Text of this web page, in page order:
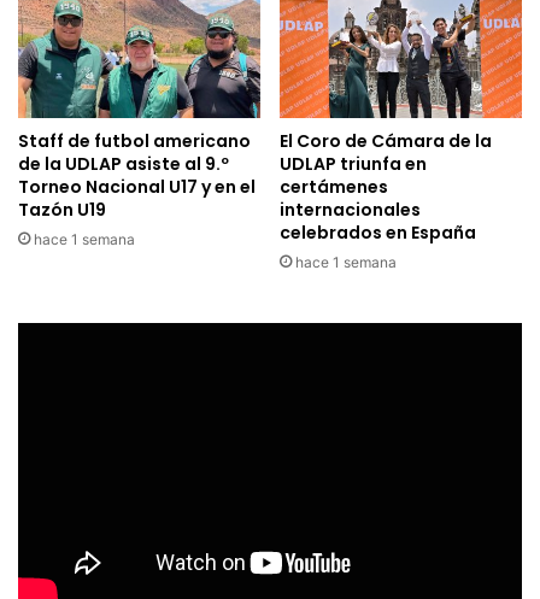
Staff de futbol americano
de la UDLAP asiste al 9.º
Torneo Nacional U17 y en el
Tazón U19
hace 1 semana
El Coro de Cámara de la
UDLAP triunfa en
certámenes
internacionales
celebrados en España
hace 1 semana